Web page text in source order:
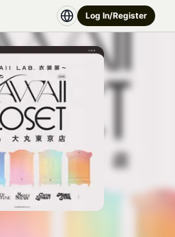
Log In/Register